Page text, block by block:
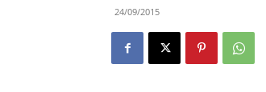
24/09/2015